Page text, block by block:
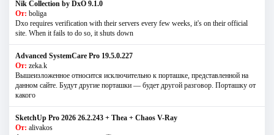
Nik Collection by DxO 9.1.0
От: boliga
Dxo requires verification with their servers every few weeks, it's on their official
site. When it fails to do so, it shuts down
Advanced SystemCare Pro 19.5.0.227
От: zeka.k
Вышеизложенное относится исключительно к порташке, представленной на
данном сайте. Будут другие порташки — будет другой разговор. Порташку от
какого
SketchUp Pro 2026 26.2.243 + Thea + Chaos V-Ray
От: alivakos